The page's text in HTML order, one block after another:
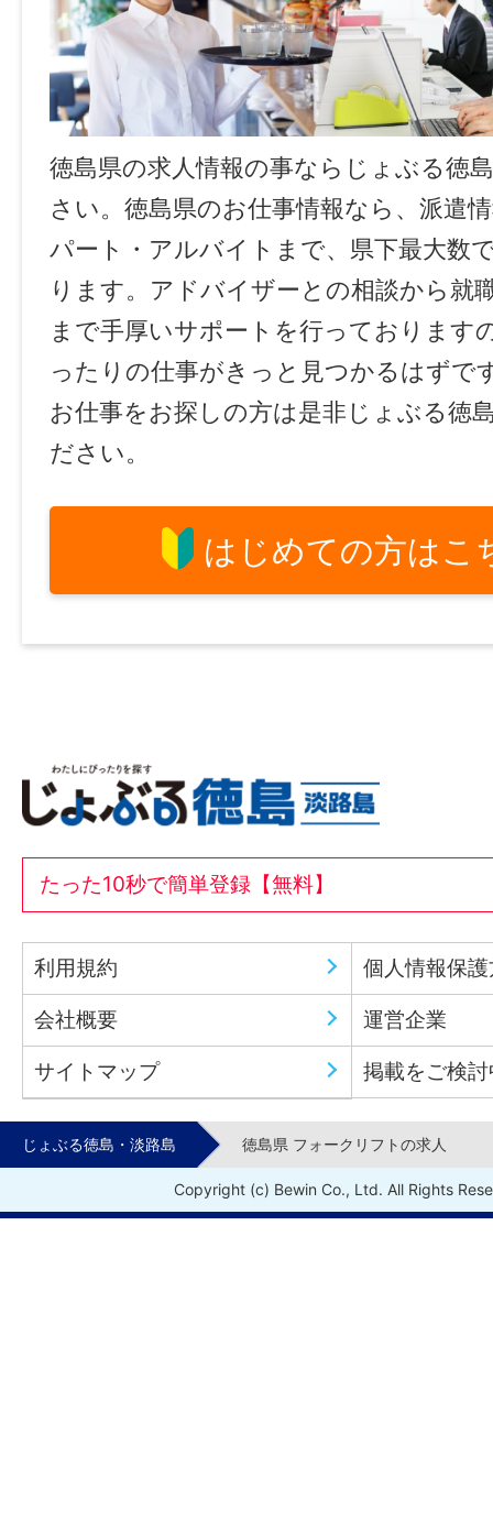
徳島県の求人情報の事ならじょぶる徳
さい。徳島県のお仕事情報なら、派遣
パート・アルバイトまで、県下最大数
ります。アドバイザーとの相談から就
まで手厚いサポートを行っております
ったりの仕事がきっと見つかるはずで
お仕事をお探しの方は是非じょぶる徳
ださい。
はじめての方はこ
たった10秒で簡単登録【無料】
利用規約 個人情報保
会社概要 運営企業
サイトマップ 掲載をご検
じょぶる徳島・淡路島 徳島県 フォークリフトの求人
Copyright (c) Bewin Co., Ltd. All Rights